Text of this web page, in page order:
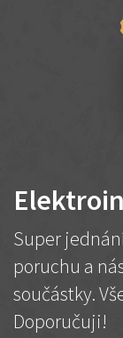
Super
poruchu a
součástky.
Doporučuji!